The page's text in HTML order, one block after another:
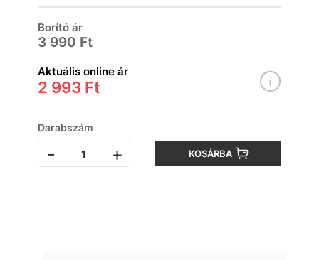
Borító ár
3 990 Ft
Aktuális online ár
2 993 Ft
Darabszám
- + KOSÁRBA